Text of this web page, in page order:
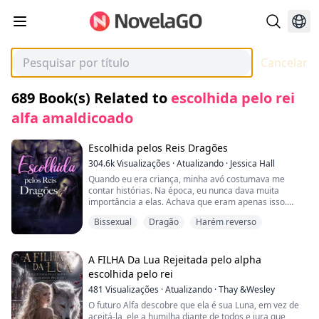
Cancelar
689 Book(s) Related to escolhida pelo rei
alfa amaldicoado
Escolhida pelos Reis Dragões
304.6kVisualizações ·Atualizando · Jessica Hall
Quando eu era criança, minha avó costumava me
contar histórias. Na época, eu nunca dava muita
importância a elas. Achava que eram apenas isso.
elevadas e contos de fadas, mas memórias do passado
por mais exagerada que a história se torne, sempre há
um fio de verdade. Você só precisa separar a ficção da
realidade.
Ela me contava histórias sobre o Escolhido—aquele
que nos salvaria a todos. Eu costumava acreditar que o
Bissexual Dragão Harém reverso
A FILHA Da Lua Rejeitada pelo alpha
escolhida pelo rei
481 Visualizações ·Atualizando ·Thay &Wesley
O futuro Alfa descobre que ela é sua Luna, em vez de
aceitá-la, ele a humilha diante de todos e jura que